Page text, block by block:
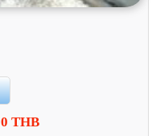
THB